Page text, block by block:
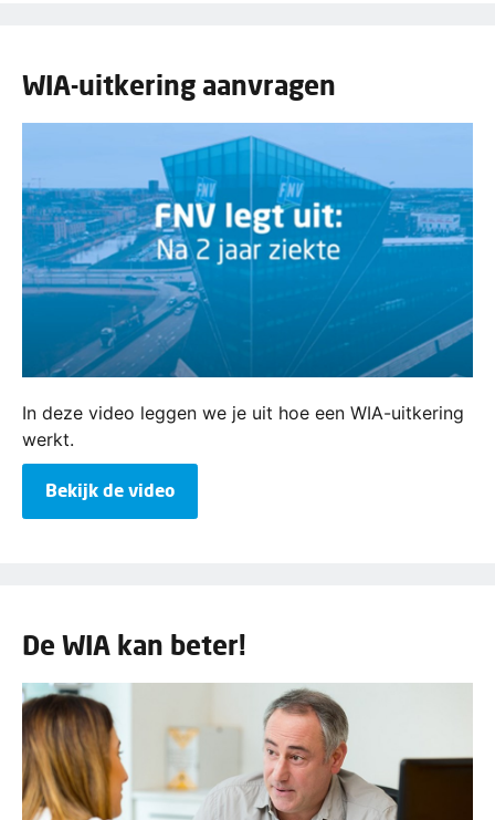
WIA-uitkering aanvragen
In deze video leggen we je uit hoe een WIA-uitkering
werkt.
Bekijk de video
De WIA kan beter!